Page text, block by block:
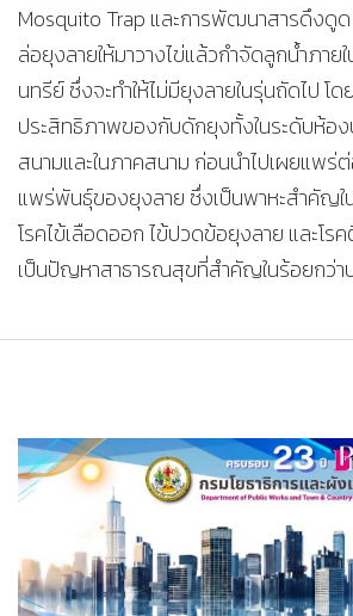
Mosquito Trap และการพัฒนาสารดึงดู
ล่อยุงลายให้มาวางไข่แล้วกำจัดลูกน้ำภาย
นทรีย์ ซึ่งจะทำให้ไม่มียุงลายในรุ่นถัดไป โ
ประสิทธิภาพของกับดักยุงทั้งในระดับห้อ
สนามและในภาคสนาม ก่อนนำไปเผยแพร่
แพร่พันธุ์ของยุงลาย ซึ่งเป็นพาหะสำคัญใ
โรคไข้เลือดออก ไข้ปวดข้อยุงลาย และโร
เป็นปัญหาสาธารณสุขที่สำคัญในร้อยกว่าป